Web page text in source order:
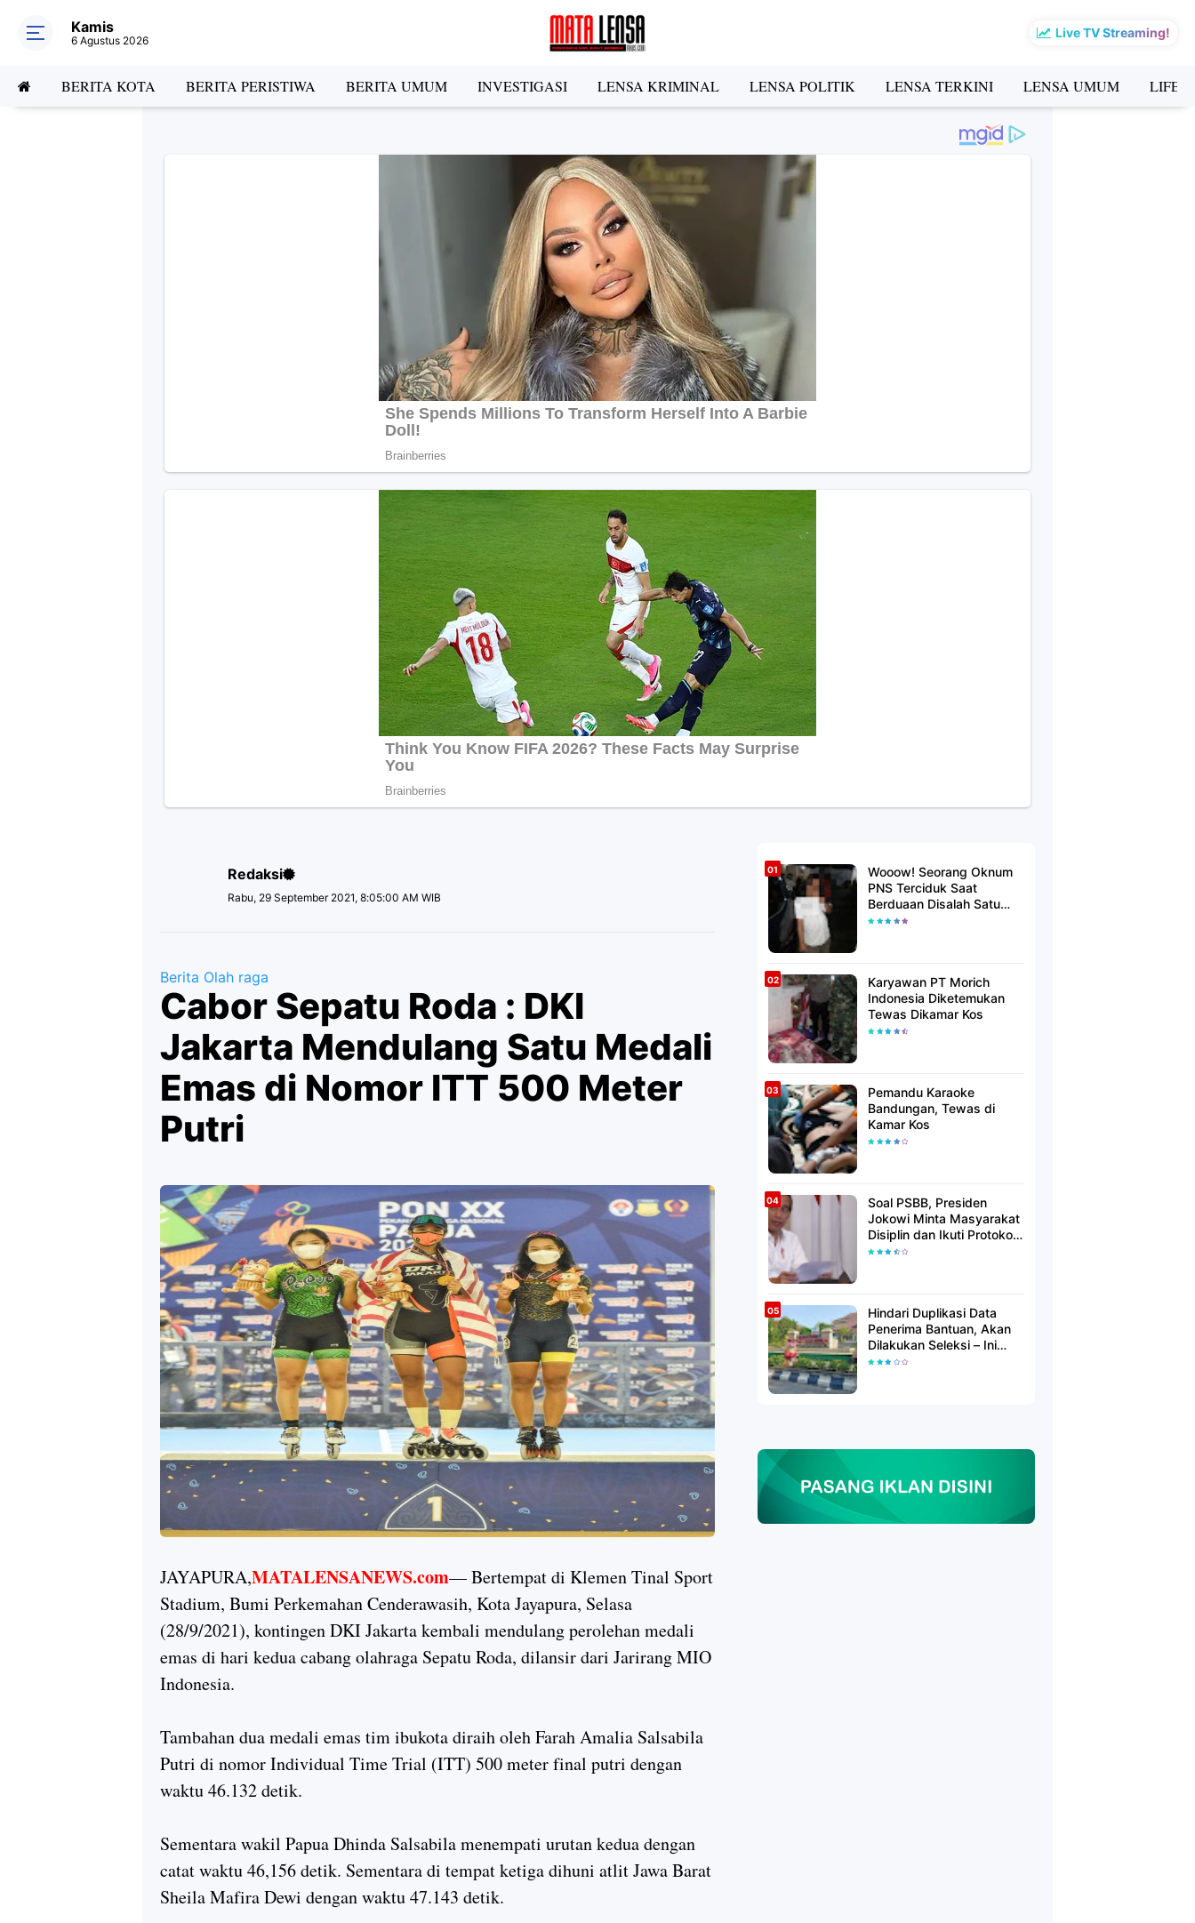
Live TV Streaming!
Kamis
6 Agustus 2026
BERITA KOTA BERITA PERISTIWA BERITA UMUM INVESTIGASI LENSA KRIMINAL LENSA POLITIK LENSA TERKINI LENSA UMUM
Redaksi
Rabu, 29 September 2021, 8:05:00 AM WIB
Berita Olah raga
Cabor Sepatu Roda : DKI
Jakarta Mendulang Satu Medali
Emas di Nomor ITT 500 Meter
Putri
JAYAPURA,MATALENSANEWS.com— Bertempat di Klemen Tinal Sport
Stadium, Bumi Perkemahan Cenderawasih, Kota Jayapura, Selasa
(28/9/2021), kontingen DKI Jakarta kembali mendulang perolehan medali
emas di hari kedua cabang olahraga Sepatu Roda, dilansir dari Jarirang MIO
Indonesia.
Tambahan dua medali emas tim ibukota diraih oleh Farah Amalia Salsabila
Putri di nomor Individual Time Trial (ITT) 500 meter final putri dengan
waktu 46.132 detik.
Sementara wakil Papua Dhinda Salsabila menempati urutan kedua dengan
catat waktu 46,156 detik. Sementara di tempat ketiga dihuni atlit Jawa Barat
Sheila Mafira Dewi dengan waktu 47.143 detik.
Wooow! Seorang Oknum
PNS Terciduk Saat
Berduaan Disalah Satu
Kamar Hotel Salatiga
Karyawan PT Morich
Indonesia Diketemukan
Tewas Dikamar Kos
Pemandu Karaoke
Bandungan, Tewas di
Kamar Kos
Soal PSBB, Presiden
Jokowi Minta Masyarakat
Disiplin dan Ikuti Protokol
Kesehatan
Hindari Duplikasi Data
Penerima Bantuan, Akan
Dilakukan Seleksi – Ini
Penjelasanya